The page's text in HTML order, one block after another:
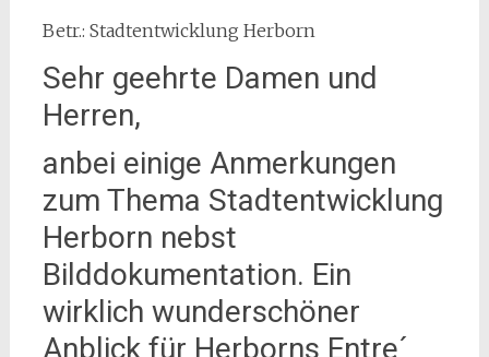
Betr.: Stadtentwicklung Herborn
Sehr geehrte Damen und
Herren,
anbei einige Anmerkungen
zum Thema Stadtentwicklung
Herborn nebst
Bilddokumentation. Ein
wirklich wunderschöner
Anblick für Herborns Entre´